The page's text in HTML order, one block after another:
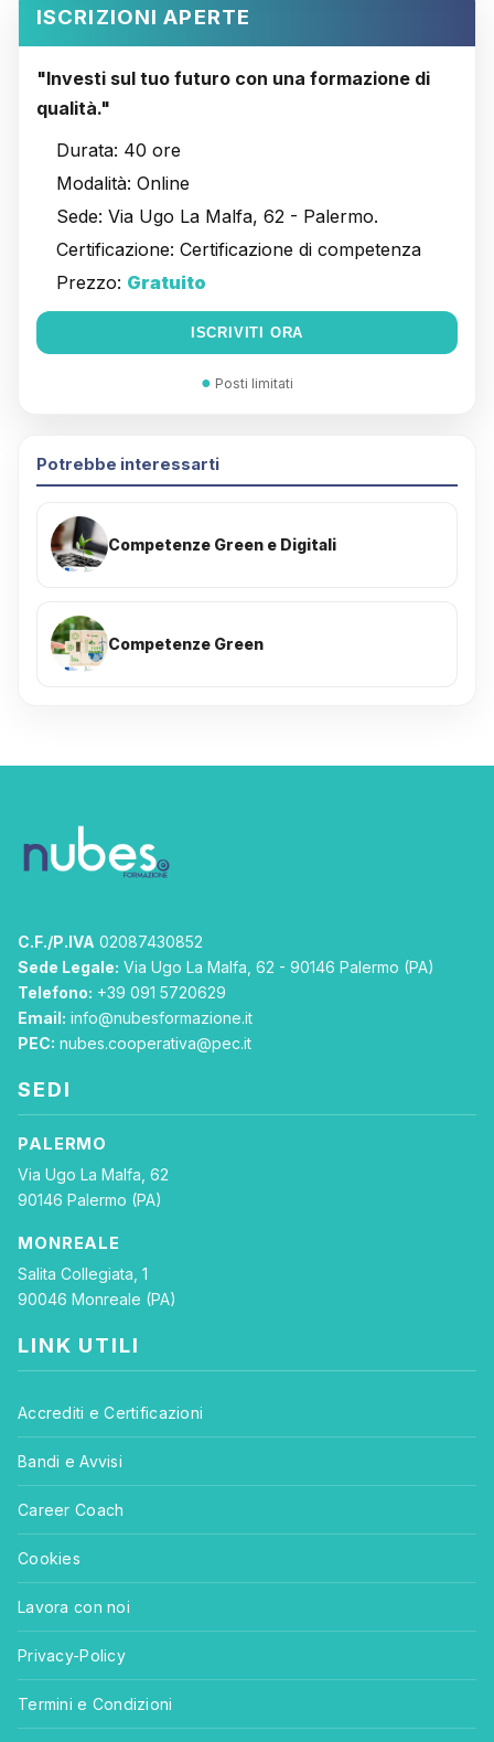
ISCRIZIONI APERTE
"Investi sul tuo futuro con una formazione di
qualità."
Durata: 40 ore
Modalità: Online
Sede: Via Ugo La Malfa, 62 - Palermo.
Certificazione: Certificazione di competenza
Prezzo: Gratuito
ISCRIVITI ORA
● Posti limitati
Potrebbe interessarti
Competenze Green e Digitali
Competenze Green
C.F./P.IVA 02087430852
Sede Legale: Via Ugo La Malfa, 62 - 90146 Palermo (PA)
Telefono: +39 091 5720629
Email: info@nubesformazione.it
PEC: nubes.cooperativa@pec.it
SEDI
PALERMO
Via Ugo La Malfa, 62
90146 Palermo (PA)
MONREALE
Salita Collegiata, 1
90046 Monreale (PA)
LINK UTILI
Accrediti e Certificazioni
Bandi e Avvisi
Career Coach
Cookies
Lavora con noi
Privacy-Policy
Termini e Condizioni